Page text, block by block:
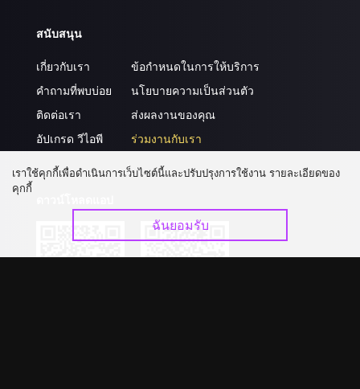
สนับสนุน
เกี่ยวกับเรา
คำถามที่พบบ่อย
ติดต่อเรา
อัปเกรด วีไอพี
ข้อกำหนดในการให้บริการ
นโยบายความเป็นส่วนตัว
ส่งผลงานของคุณ
ร่วมงานกับเรา
เราใช้คุกกี้เพื่อดำเนินการเว็บไซต์นี้และปรับปรุงการใช้งาน รายละเอียดของ
คุกกี้
ฉันยอมรับ